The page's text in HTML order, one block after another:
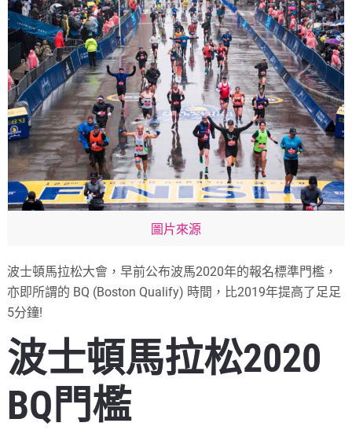
圖片來源
波士頓馬拉松大會，早前公布波馬2020年的報名標準門檻，
亦即所謂的 BQ (Boston Qualify) 時間，比2019年提高了足足
5分鐘!
波士頓馬拉松2020
BQ門檻